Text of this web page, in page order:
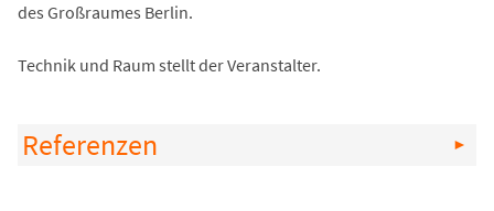
des Großraumes Berlin.
Technik und Raum stellt der Veranstalter.
Referenzen